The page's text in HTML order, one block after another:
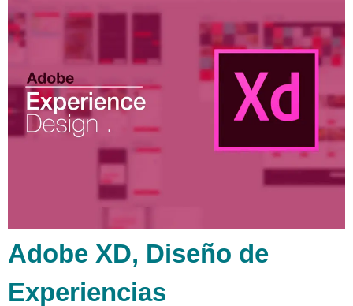
Adobe XD, Diseño de
Experiencias